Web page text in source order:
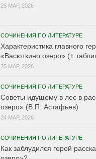
25 МАР, 2026
СОЧИНЕНИЯ ПО ЛИТЕРАТУРЕ
Характеристика главного
«Васюткино озеро» (+
25 МАР, 2026
СОЧИНЕНИЯ ПО ЛИТЕРАТУРЕ
Советы идущему в лес в
озеро» (В.П. Астафьев)
24 МАР, 2026
СОЧИНЕНИЯ ПО ЛИТЕРАТУРЕ
Как заблудился герой